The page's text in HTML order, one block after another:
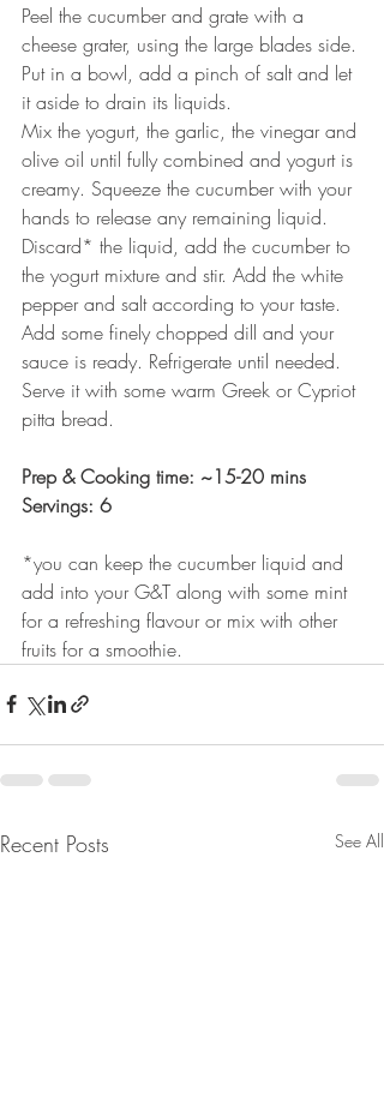
Peel the cucumber and grate with a
cheese grater, using the large blades side.
Put in a bowl, add a pinch of salt and let
it aside to drain its liquids.
Mix the yogurt, the garlic, the vinegar and
olive oil until fully combined and yogurt is
creamy. Squeeze the cucumber with your
hands to release any remaining liquid.
Discard* the liquid, add the cucumber to
the yogurt mixture and stir. Add the white
pepper and salt according to your taste.
Add some finely chopped dill and your
sauce is ready. Refrigerate until needed.
Serve it with some warm Greek or Cypriot
pitta bread.
Prep & Cooking time: ~15-20 mins
Servings: 6
*you can keep the cucumber liquid and
add into your G&T along with some mint
for a refreshing flavour or mix with other
fruits for a smoothie.
Recent Posts See All